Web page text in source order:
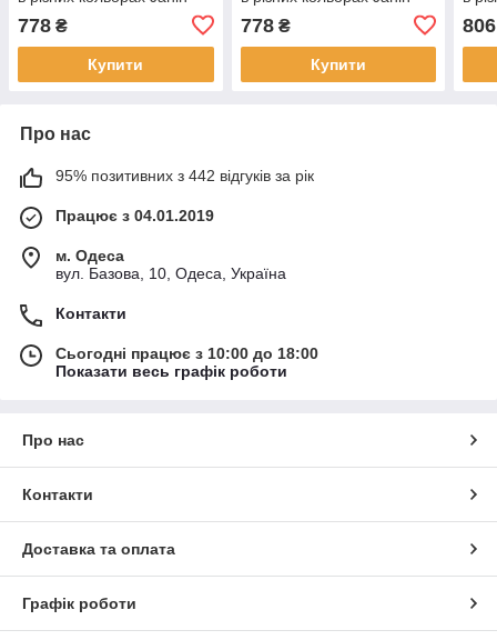
778 ₴
Купити
778₴
Купити
806
Про нас
95% позитивних з 442 відгуків за рік
Працює з 04.01.2019
м. Одеса
вул. Базова, 10, Одеса, Україна
Контакти
Сьогодні працює з 10:00 до 18:00
Показати весь графік роботи
Про нас
Контакти
Доставка та оплата
Графік роботи